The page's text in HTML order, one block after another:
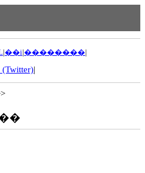
|��i|��������|
(Twitter)|